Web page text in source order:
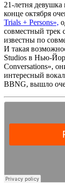
21-летня
конце октября
Trials + Persons»,
совместный трек
известны по
И такая
Studios в Нью-
Conversations»,
интересный вокал
BBNG, вышло